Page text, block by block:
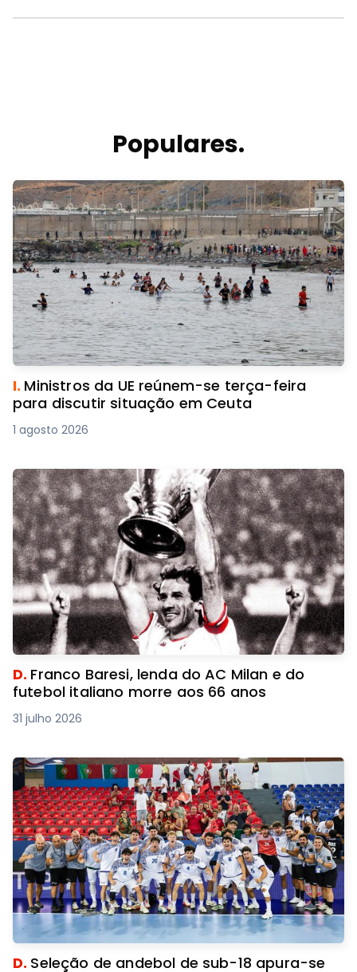
Populares.
I. Ministros da UE reúnem-se terça-feira
para discutir situação em Ceuta
1 agosto 2026
D. Franco Baresi, lenda do AC Milan e do
futebol italiano morre aos 66 anos
31 julho 2026
D. Seleção de andebol de sub-18 apura-se